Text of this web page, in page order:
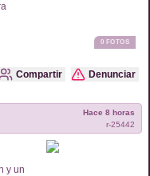
0 FOTOS
Compartir Denunciar
r-25442
Hace 8 horas
y un